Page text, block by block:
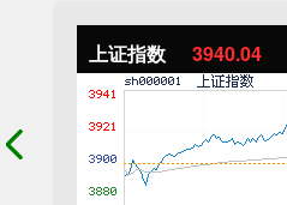
上证指数 3940.04